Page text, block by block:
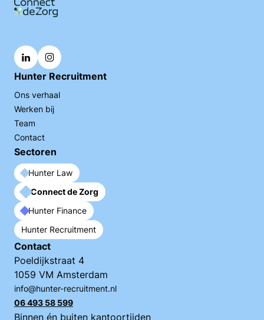
Hunter Recruitment
Ons verhaal
Werken bij
Team
Contact
Sectoren
Hunter Law
Connect de Zorg
Hunter Finance
Hunter Recruitment
Contact
Poeldijkstraat 4
1059 VM Amsterdam
info@hunter-recruitment.nl
06 493 58 599
Binnen én buiten kantoortijden